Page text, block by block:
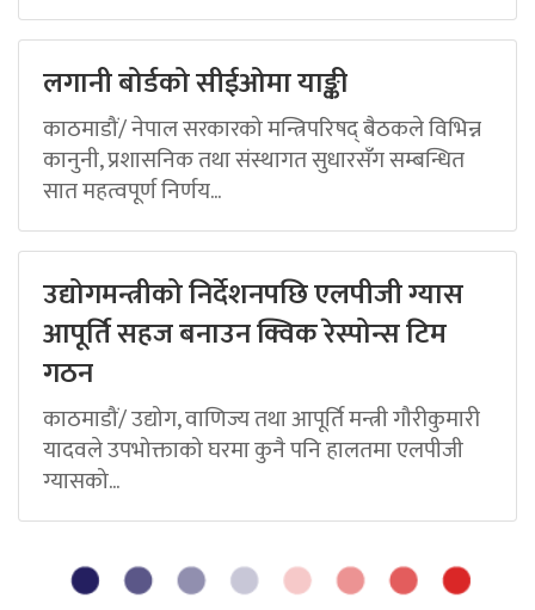
लगानी बोर्डको सीईओमा याङ्की
काठमाडौं/ नेपाल सरकारको मन्त्रिपरिषद् बैठकले विभिन्न
कानुनी, प्रशासनिक तथा संस्थागत सुधारसँग सम्बन्धित
सात महत्वपूर्ण निर्णय...
उद्योगमन्त्रीको निर्देशनपछि एलपीजी ग्यास
आपूर्ति सहज बनाउन क्विक रेस्पोन्स टिम
गठन
काठमाडौं/ उद्योग, वाणिज्य तथा आपूर्ति मन्त्री गौरीकुमारी
यादवले उपभोक्ताको घरमा कुनै पनि हालतमा एलपीजी
ग्यासको...